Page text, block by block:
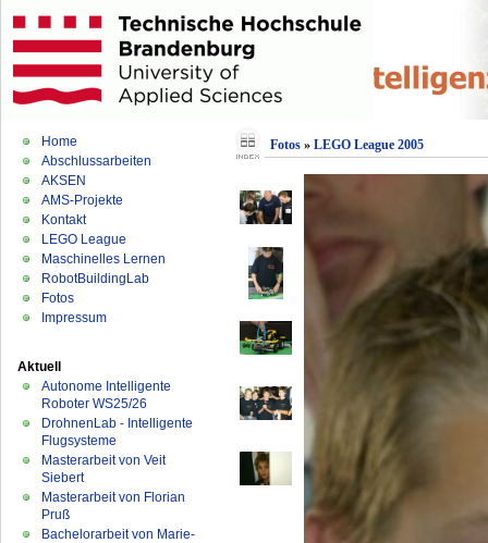
Home
Abschlussarbeiten
AKSEN
AMS-Projekte
Kontakt
LEGO League
Maschinelles Lernen
RobotBuildingLab
Fotos
Impressum
Aktuell
Autonome Intelligente
Roboter WS25/26
DrohnenLab - Intelligente
Flugsysteme
Masterarbeit von Veit
Siebert
Masterarbeit von Florian
Pruß
Bachelorarbeit von Marie-
Fotos» LEGO League 2005